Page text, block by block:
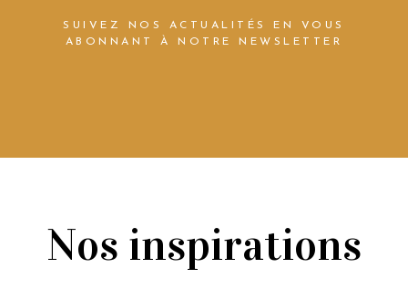
SUIVEZ NOS ACTUALITÉS EN VOUS
ABONNANT À NOTRE NEWSLETTER
Nos inspirations